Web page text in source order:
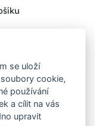
se uloží
cookie,
používání
a cílit na vás
upravit